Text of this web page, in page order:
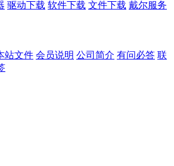
驱动下载 软件下载 文件下载 戴尔服务
站文件 会员说明 公司简介 有问必答 联